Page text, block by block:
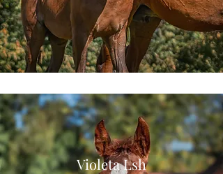
Violeta Lsh